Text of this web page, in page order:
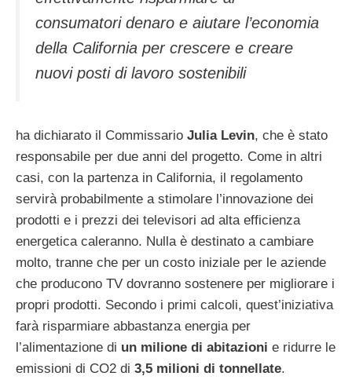
consumatori denaro e aiutare l’economia
della California per crescere e creare
nuovi posti di lavoro sostenibili
ha dichiarato il Commissario Julia Levin, che è stato
responsabile per due anni del progetto. Come in altri
casi, con la partenza in California, il regolamento
servirà probabilmente a stimolare l’innovazione dei
prodotti e i prezzi dei televisori ad alta efficienza
energetica caleranno. Nulla è destinato a cambiare
molto, tranne che per un costo iniziale per le aziende
che producono TV dovranno sostenere per migliorare i
propri prodotti. Secondo i primi calcoli, quest’iniziativa
farà risparmiare abbastanza energia per
l’alimentazione di un milione di abitazioni e ridurre le
emissioni di CO2 di 3,5 milioni di tonnellate.